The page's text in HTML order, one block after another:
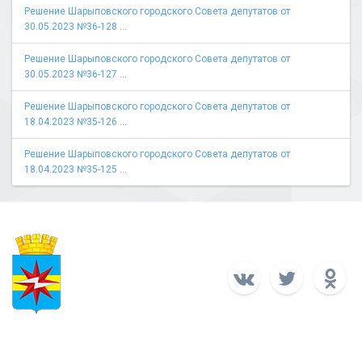
Решение Шарыповского городского Совета депутатов от
30.05.2023 №36-128 ...
Решение Шарыповского городского Совета депутатов от
30.05.2023 №36-127 ...
Решение Шарыповского городского Совета депутатов от
18.04.2023 №35-126 ...
Решение Шарыповского городского Совета депутатов от
18.04.2023 №35-125 ...